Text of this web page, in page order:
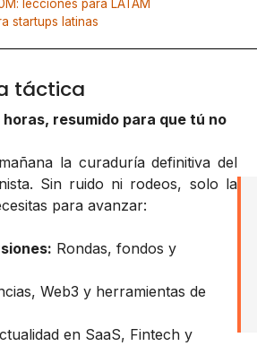
lecciones para LATAM
startups latinas
táctica
resumido para que tú no
la curaduría definitiva del
Sin ruido ni rodeos, solo la
para avanzar:
Rondas, fondos y
Web3 y herramientas de
en SaaS, Fintech y